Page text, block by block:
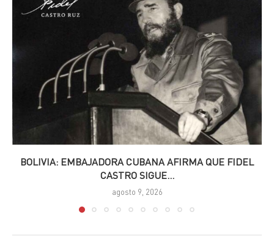
BOLIVIA: EMBAJADORA CUBANA AFIRMA QUE FIDEL
CASTRO SIGUE...
agosto 9, 2026